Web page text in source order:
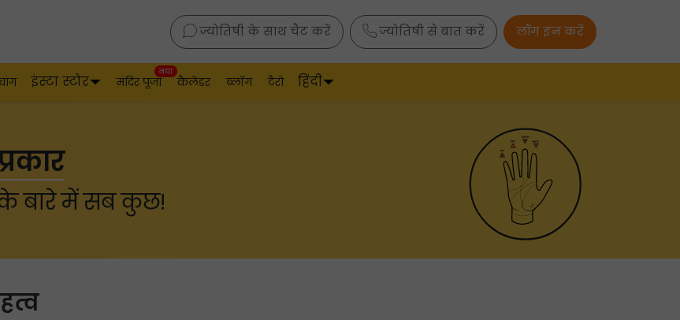
ज्योतिषी के साथ चैट करें ज्योतिषी से बात करें लॉग इन करें
इंस्टा स्टोर मंदिर पूजा
नया
कैलेंडर ब्लॉग टैरो हिंदी
के बारे में सब कुछ!